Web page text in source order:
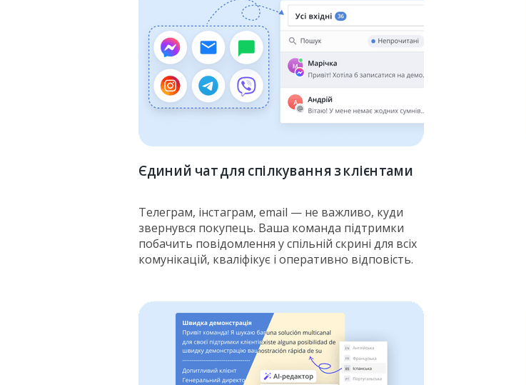
Телеграм, інстаграм, email — не важливо, куди
звернувся покупець. Ваша команда підтримки
побачить повідомлення у спільній скрині для всіх
комунікацій, кваліфікує і оперативно відповість.
Єдиний чат для спілкування з клієнтами